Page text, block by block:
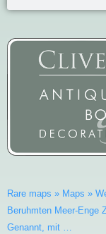
Rare maps » Maps »
Beruhmten Meer-Enge
Genannt, mit …